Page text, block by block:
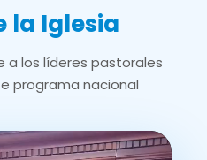
la Iglesia
a los líderes pastorales
programa nacional